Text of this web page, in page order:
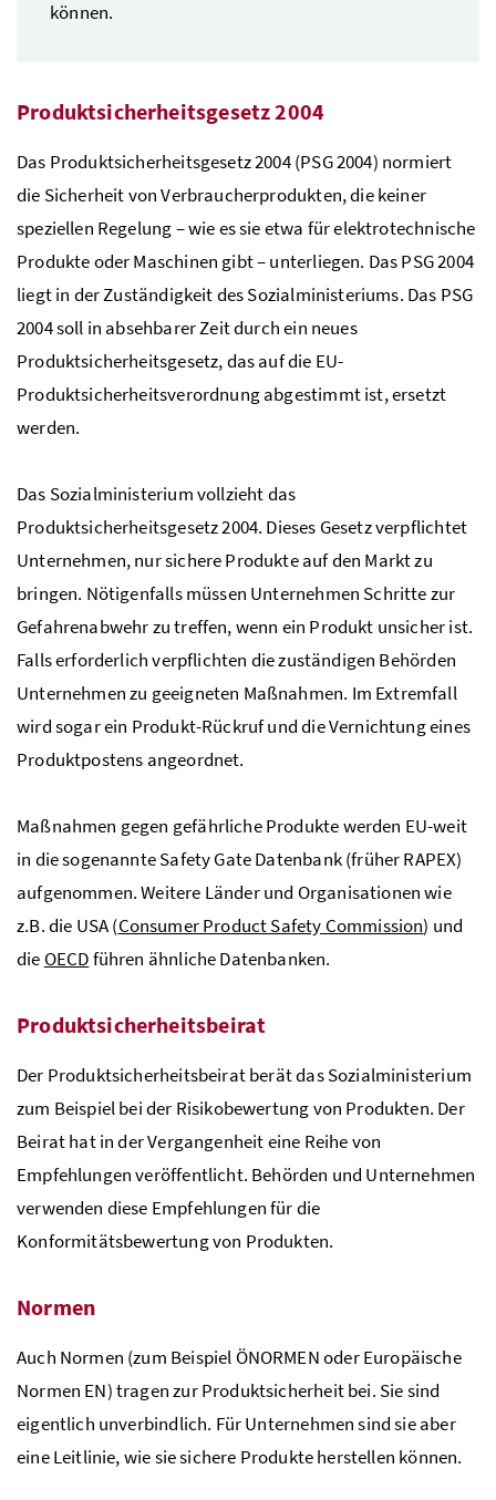
können.
Produktsicherheitsgesetz 2004
Das Produktsicherheitsgesetz 2004 (PSG 2004) normiert
die Sicherheit von Verbraucherprodukten, die keiner
speziellen Regelung – wie es sie etwa für elektrotechnische
Produkte oder Maschinen gibt – unterliegen. DasPSG 2004
liegt in der Zuständigkeit des Sozialministeriums. Das PSG
2004 soll in absehbarer Zeit durch ein neues
Produktsicherheitsgesetz, das auf die EU-
Produktsicherheitsverordnung abgestimmt ist, ersetzt
werden.
Das Sozialministerium vollzieht das
Produktsicherheitsgesetz 2004. Dieses Gesetz verpflichtet
Unternehmen, nur sichere Produkte auf den Markt zu
bringen. Nötigenfalls müssen Unternehmen Schritte zur
Gefahrenabwehr zu treffen, wenn ein Produkt unsicher ist.
Falls erforderlich verpflichten die zuständigen Behörden
Unternehmen zu geeigneten Maßnahmen. Im Extremfall
wird sogar ein Produkt-Rückruf und die Vernichtung eines
Produktpostens angeordnet.
Maßnahmen gegen gefährliche Produkte werden EU-weit
in die sogenannte Safety Gate Datenbank (früher RAPEX)
aufgenommen. Weitere Länder und Organisationen wie
z.B.die USA(Consumer Product Safety Commission) und
die OECDführen ähnliche Datenbanken.
Produktsicherheitsbeirat
Der Produktsicherheitsbeirat berät das Sozialministerium
zum Beispiel bei der Risikobewertung von Produkten. Der
Beirat hat in der Vergangenheit eine Reihe von
Empfehlungen veröffentlicht. Behörden und Unternehmen
verwenden diese Empfehlungen für die
Konformitätsbewertung von Produkten.
Normen
Auch Normen (zum Beispiel ÖNORMENoder Europäische
Normen EN) tragen zur Produktsicherheit bei. Sie sind
eigentlich unverbindlich. Für Unternehmen sind sie aber
eine Leitlinie, wie sie sichere Produkte herstellen können.